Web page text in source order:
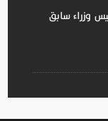
وزراء سابق